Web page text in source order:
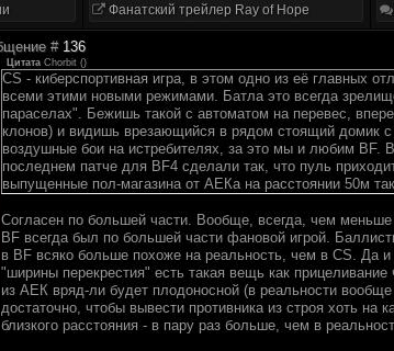
Фанатский трейлер Ray of Hope
# 136
Цитата Chorbit ()
CS - киберспортивная игра, в этом одно из её главных
всеми этими новыми режимами. Батла это всегда
параселах". Бежишь такой с автоматом на перевес,
клонов) и видишь врезающийся в рядом стоящий домик с
воздушные бои на истребителях, за это мы и любим BF.
последнем патче для BF4 сделали так, что пуль
выпущенные пол-магазина от АЕКа на расстоянии 50м
Согласен по большей части. Вообще, всегда, чем меньше
BF всегда был по большей части фановой игрой.
в BF всяко больше похоже на реальность, чем в CS. Да
"ширины перекрестия" есть такая вещь как
из АЕК вряд-ли будет плодоносной (в реальности
достаточно, чтобы вывести противника из строя хоть
близкого расстояния - в пару раз больше, чем в